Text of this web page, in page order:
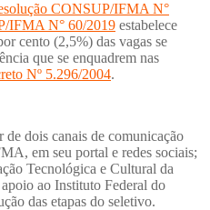
CONSUP/IFMA N°
IFMA N° 60/2019 estabelece
cento (2,5%) das vagas se
que se enquadrem nas
Nº 5.296/2004.
de dois canais de comunicação
em seu portal e redes sociais;
Tecnológica e Cultural da
ao Instituto Federal do
das etapas do seletivo.